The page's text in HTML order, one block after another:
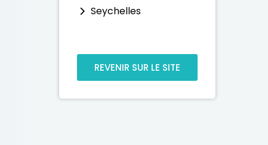
Seychelles
REVENIR SUR LE SITE